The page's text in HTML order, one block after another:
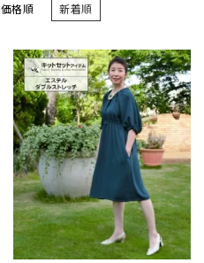
価格順 新着順